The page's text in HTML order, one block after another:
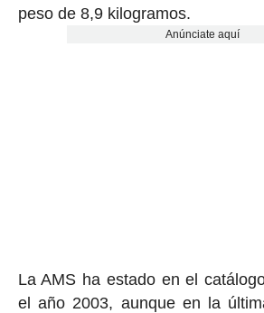
peso de 8,9 kilogramos.
Anúnciate aquí
La AMS ha estado en el
el año 2003, aunque en la